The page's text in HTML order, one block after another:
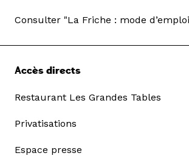
Consulter "La Friche : mode
Accès directs
Restaurant Les Grandes Tables
Privatisations
Espace presse